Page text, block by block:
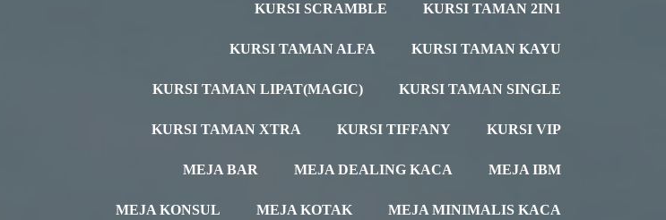
KURSI SCRAMBLE KURSI TAMAN 2IN1
KURSI TAMAN ALFA KURSI TAMAN KAYU
KURSI TAMAN LIPAT(MAGIC) KURSI TAMAN SINGLE
KURSI TAMAN XTRA KURSI TIFFANY KURSI VIP
MEJA BAR MEJA DEALING KACA MEJA IBM
MEJA KONSUL MEJA KOTAK MEJA MINIMALIS KACA